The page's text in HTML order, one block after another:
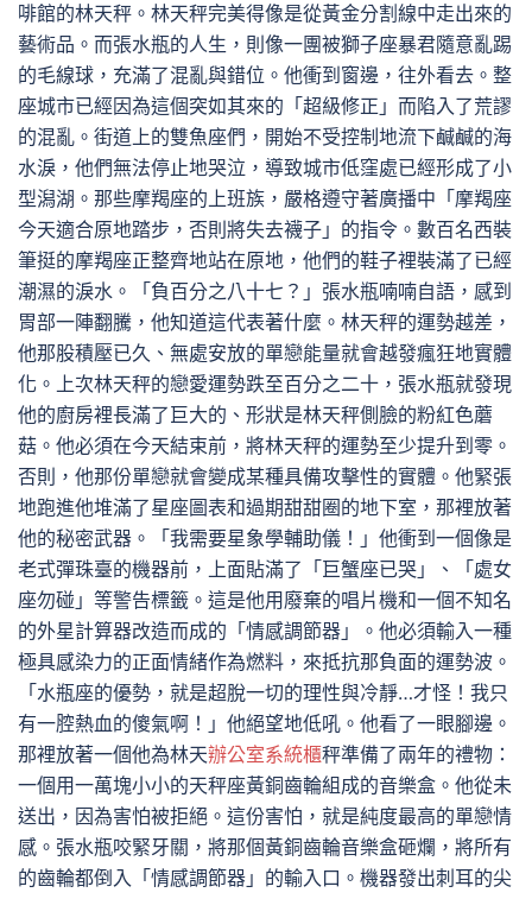
啡館的林天秤。林天秤完美得像是從黃金分割線中走出來的
藝術品。而張水瓶的人生，則像一團被獅子座暴君隨意亂踢
的毛線球，充滿了混亂與錯位。他衝到窗邊，往外看去。整
座城市已經因為這個突如其來的「超級修正」而陷入了荒謬
的混亂。街道上的雙魚座們，開始不受控制地流下鹹鹹的海
水淚，他們無法停止地哭泣，導致城市低窪處已經形成了小
型潟湖。那些摩羯座的上班族，嚴格遵守著廣播中「摩羯座
今天適合原地踏步，否則將失去襪子」的指令。數百名西裝
筆挺的摩羯座正整齊地站在原地，他們的鞋子裡裝滿了已經
潮濕的淚水。「負百分之八十七？」張水瓶喃喃自語，感到
胃部一陣翻騰，他知道這代表著什麼。林天秤的運勢越差，
他那股積壓已久、無處安放的單戀能量就會越發瘋狂地實體
化。上次林天秤的戀愛運勢跌至百分之二十，張水瓶就發現
他的廚房裡長滿了巨大的、形狀是林天秤側臉的粉紅色蘑
菇。他必須在今天結束前，將林天秤的運勢至少提升到零。
否則，他那份單戀就會變成某種具備攻擊性的實體。他緊張
地跑進他堆滿了星座圖表和過期甜甜圈的地下室，那裡放著
他的秘密武器。「我需要星象學輔助儀！」他衝到一個像是
老式彈珠臺的機器前，上面貼滿了「巨蟹座已哭」、「處女
座勿碰」等警告標籤。這是他用廢棄的唱片機和一個不知名
的外星計算器改造而成的「情感調節器」。他必須輸入一種
極具感染力的正面情緒作為燃料，來抵抗那負面的運勢波。
「水瓶座的優勢，就是超脫一切的理性與冷靜…才怪！我只
有一腔熱血的傻氣啊！」他絕望地低吼。他看了一眼腳邊。
那裡放著一個他為林天辦公室系統櫃秤準備了兩年的禮物：
一個用一萬塊小小的天秤座黃銅齒輪組成的音樂盒。他從未
送出，因為害怕被拒絕。這份害怕，就是純度最高的單戀情
感。張水瓶咬緊牙關，將那個黃銅齒輪音樂盒砸爛，將所有
的齒輪都倒入「情感調節器」的輸入口。機器發出刺耳的尖